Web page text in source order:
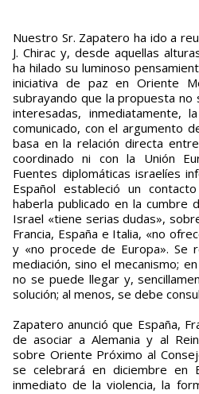
Nuestro Sr. Zapatero ha ido a reunirse en Gerona, con el Sr.
J. Chirac y, desde aquellas
ha hilado su luminoso
iniciativa de paz en Oriente
subrayando que la propuesta
interesadas, inmediatamente,
comunicado, con el argumento
basa en la relación directa
coordinado ni con la Unión
Fuentes diplomáticas israelíes
Español estableció un
haberla publicado en la cumbre
Israel «tiene serias dudas»,
Francia, España e Italia, «no
y «no procede de Europa». Se
mediación, sino el mecanismo;
no se puede llegar y,
solución; al menos, se debe
Zapatero anunció que España,
de asociar a Alemania y al
sobre Oriente Próximo al
se celebrará en diciembre en
inmediato de la violencia, la